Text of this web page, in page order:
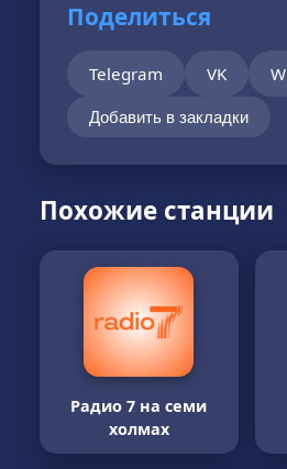
Поделиться
Telegram VK
Добавить в закладки
Похожие станции
Радио 7 на семи
холмах